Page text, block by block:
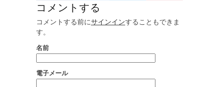
コメントする
コメントする前にサインインすることもできま
す。
名前
電子メール